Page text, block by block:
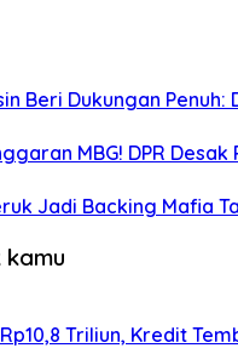
Beri Dukungan
MBG! DPR
Jadi Backing Mafia
kamu
Triliun, Kredit